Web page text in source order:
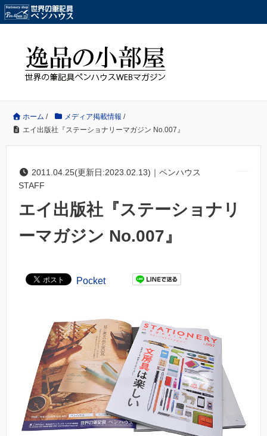
ホーム / メディア掲載情報 /
エイ出版社『ステーショナリーマガジン No.007』
2011.04.25(更新日:2023.02.13)｜ペンハウス
STAFF
エイ出版社『ステーショナリ
ーマガジン No.007』
Pocket